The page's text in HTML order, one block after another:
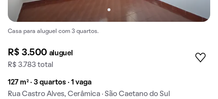
Casa para aluguel com 3 quartos.
R$ 3.500 aluguel
R$ 3.783 total
127 m² · 3 quartos · 1 vaga
Rua Castro Alves, Cerâmica · São Caetano do Sul